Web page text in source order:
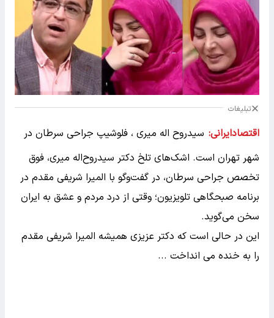
تبلیغات
اقتصادایرانی: سیدروح اله میری ، فلوشیپ جراحی سرطان در
شهر تهران است. اشک‌های تلخ دکتر سیدروح‌اله میری، فوق
تخصص جراحی سرطان، در گفت‌وگو با المیرا شریفی مقدم در
برنامه صبحگاهی تلویزیون؛ وقتی از درد مردم و عشق به ایران
سخن می‌گوید.
این در حالی است که دکتر عزیزی همیشه المیرا شریفی مقدم
را به خنده می انداخت ...